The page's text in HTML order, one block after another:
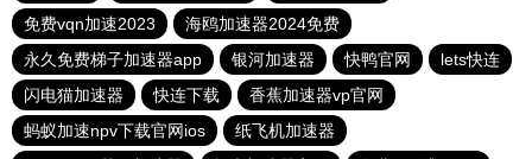
免费vqn加速2023
海鸥加速器2024免费
永久免费梯子加速器app
银河加速器 快鸭官网
lets快连
闪电猫加速器
快连下载
香蕉加速器vp官网
蚂蚁加速npv下载官网ios
纸飞机加速器